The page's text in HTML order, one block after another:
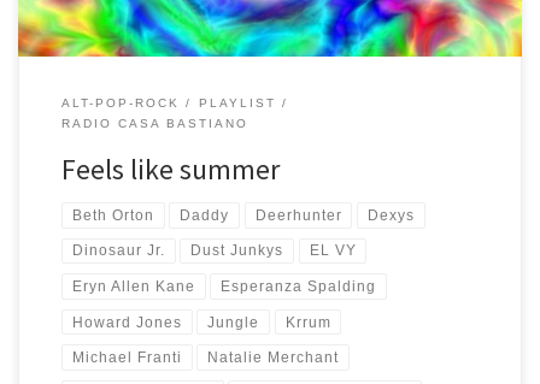
ALT-POP-ROCK
PLAYLIST
RADIO CASA BASTIANO
Feels like summer
Beth Orton Daddy Deerhunter Dexys
Dinosaur Jr. Dust Junkys EL VY
Eryn Allen Kane Esperanza Spalding
Howard Jones Jungle Krrum
Michael Franti Natalie Merchant